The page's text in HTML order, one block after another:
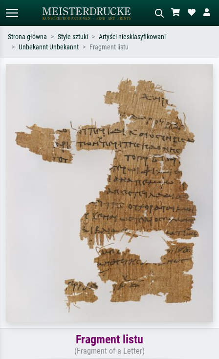
abstrakcja z czerwienią, ciemny olej,
stojący akt obok drzewa.
Strona główna Style sztuki
Artyści niesklasyfikowani
Unbekannt Unbekannt
Fragment listu
Fragment listu
(Fragment of a Letter)